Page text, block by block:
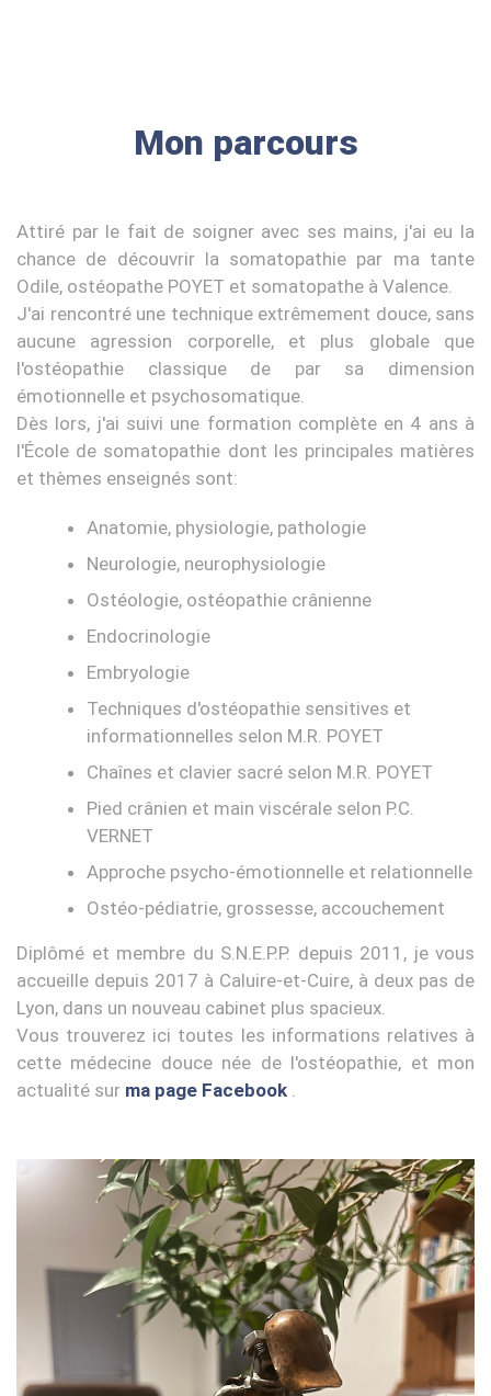
Mon parcours
Attiré par le fait de soigner avec ses mains, j'ai eu la
chance de découvrir la somatopathie par ma tante
Odile, ostéopathe POYET et somatopathe à Valence.
J'ai rencontré une technique extrêmement douce, sans
aucune agression corporelle, et plus globale que
l'ostéopathie classique de par sa dimension
émotionnelle et psychosomatique.
Dès lors, j'ai suivi une formation complète en 4 ans à
l'École de somatopathie dont les principales matières
et thèmes enseignés sont:
Anatomie, physiologie, pathologie
Neurologie, neurophysiologie
Ostéologie, ostéopathie crânienne
Endocrinologie
Embryologie
Techniques d'ostéopathie sensitives et
informationnelles selon M.R. POYET
Chaînes et clavier sacré selon M.R. POYET
Pied crânien et main viscérale selon P.C.
VERNET
Approche psycho-émotionnelle et relationnelle
Ostéo-pédiatrie, grossesse, accouchement
Diplômé et membre du S.N.E.P.P. depuis 2011, je vous
accueille depuis 2017 à Caluire-et-Cuire, à deux pas de
Lyon, dans un nouveau cabinet plus spacieux.
Vous trouverez ici toutes les informations relatives à
cette médecine douce née de l'ostéopathie, et mon
actualité sur ma page Facebook